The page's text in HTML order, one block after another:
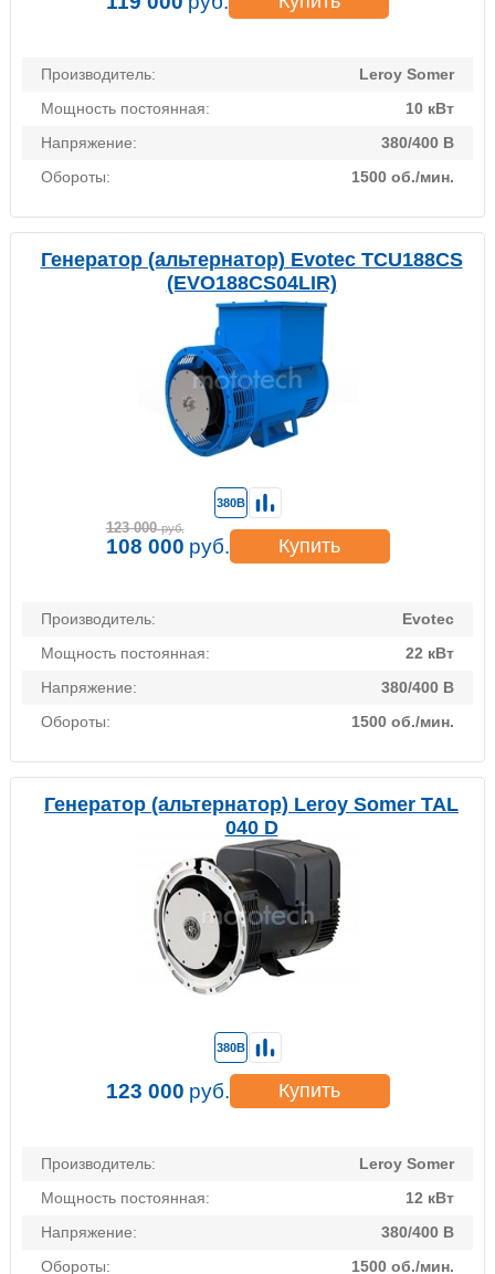
Производитель:
Leroy Somer
Мощность постоянная:
10 кВт
Напряжение:
380/400 В
Обороты:
1500 об./мин.
Генератор (альтернатор) Evotec TCU188CS
(EVO188CS04LIR)
Производитель:
Evotec
Мощность постоянная:
22 кВт
Напряжение:
380/400 В
Обороты:
1500 об./мин.
380В
123 000 руб.
108 000 руб. Купить
Генератор (альтернатор) Leroy Somer TAL
040 D
Производитель:
Leroy Somer
Мощность постоянная:
12 кВт
Напряжение:
380/400 В
Обороты:
1500 об./мин.
380В
123 000 руб. Купить